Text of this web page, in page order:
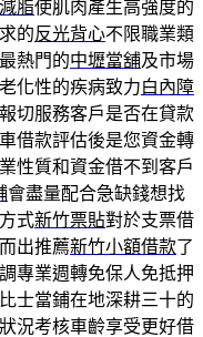
脂使肌肉產生高強度的
的反光背心不限職業類
熱門的中壢當舖及市場
化性的疾病致力白內障
切服務客戶是否在貸款
借款評估後是您資金轉
性質和資金借不到客戶
會盡量配合急缺錢想找
式新竹票貼對於支票借
出推薦新竹小額借款了
專業週轉免保人免抵押
士當鋪在地深耕三十的
況考核車齡享受更好借